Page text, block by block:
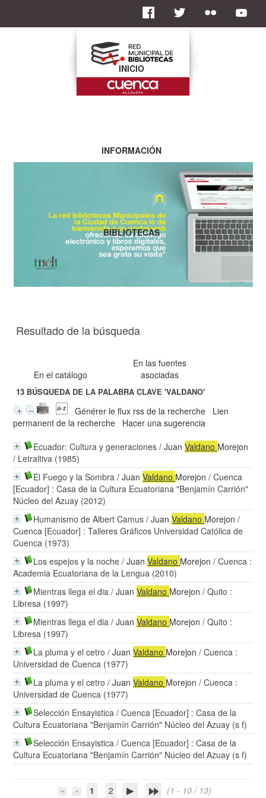
Resultado de la búsqueda
En el catálogo
En las fuentes
asociadas
13 BÚSQUEDA DE LA PALABRA CLAVE'VALDANO'
Générer le flux rss de la recherche
Lien
permanent de la recherche
Hacer una sugerencia
Ecuador: Cultura y generaciones /JuanValdano Morejon
/ Letraltiva (1985)
El Fuego y la Sombra /JuanValdano Morejon / Cuenca
[Ecuador] : Casa de la Cultura Ecuatoriana "Benjamín Carrión"
Núcleo del Azuay (2012)
Humanismo de Albert Camus /JuanValdano Morejon /
Cuenca [Ecuador] : Talleres Gráficos Universidad Católica de
Cuenca (1973)
Los espejos y la noche /JuanValdano Morejon / Cuenca :
Academia Ecuatoriana de la Lengua (2010)
Mientras llega el dia /JuanValdano Morejon / Quito :
Libresa (1997)
Mientras llega el dia /JuanValdano Morejon / Quito :
Libresa (1997)
La pluma y el cetro /JuanValdano Morejon / Cuenca :
Universidad de Cuenca (1977)
La pluma y el cetro /JuanValdano Morejon / Cuenca :
Universidad de Cuenca (1977)
Selección Ensayistica / Cuenca [Ecuador] : Casa de la
Cultura Ecuatoriana "Benjamín Carrión" Núcleo del Azuay (s f)
Selección Ensayistica / Cuenca [Ecuador] : Casa de la
Cultura Ecuatoriana "Benjamín Carrión" Núcleo del Azuay (s f)
1 2 (1 - 10 / 13)
INICIO
INFORMACIÓN
BIBLIOTECAS